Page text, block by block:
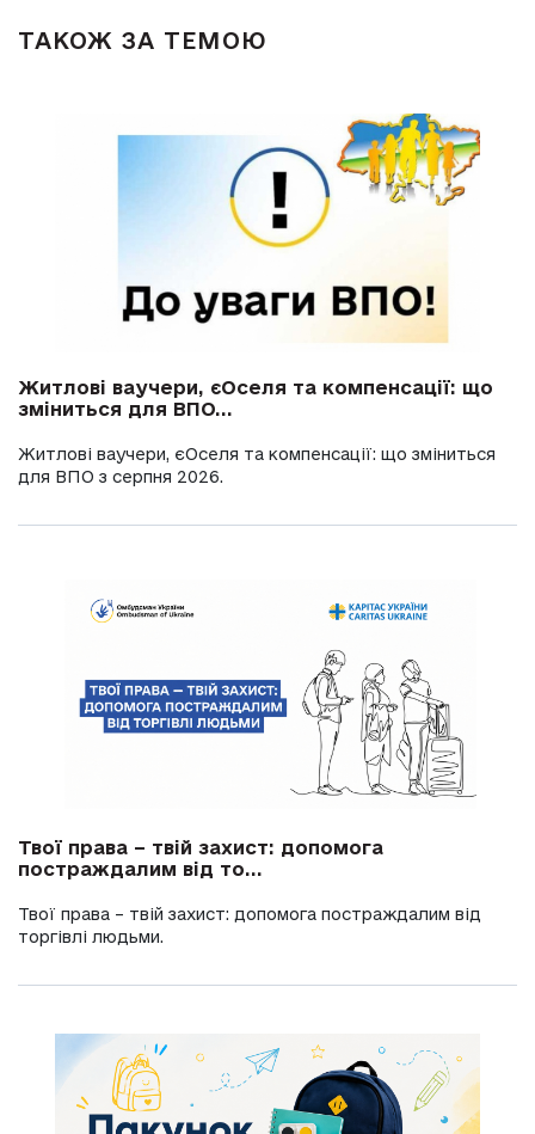
ТАКОЖ ЗА ТЕМОЮ
Житлові ваучери, єОселя та компенсації: що
зміниться для ВПО...
Житлові ваучери, єОселя та компенсації: що зміниться
для ВПО з серпня 2026.
Твої права – твій захист: допомога
постраждалим від то...
Твої права – твій захист: допомога постраждалим від
торгівлі людьми.